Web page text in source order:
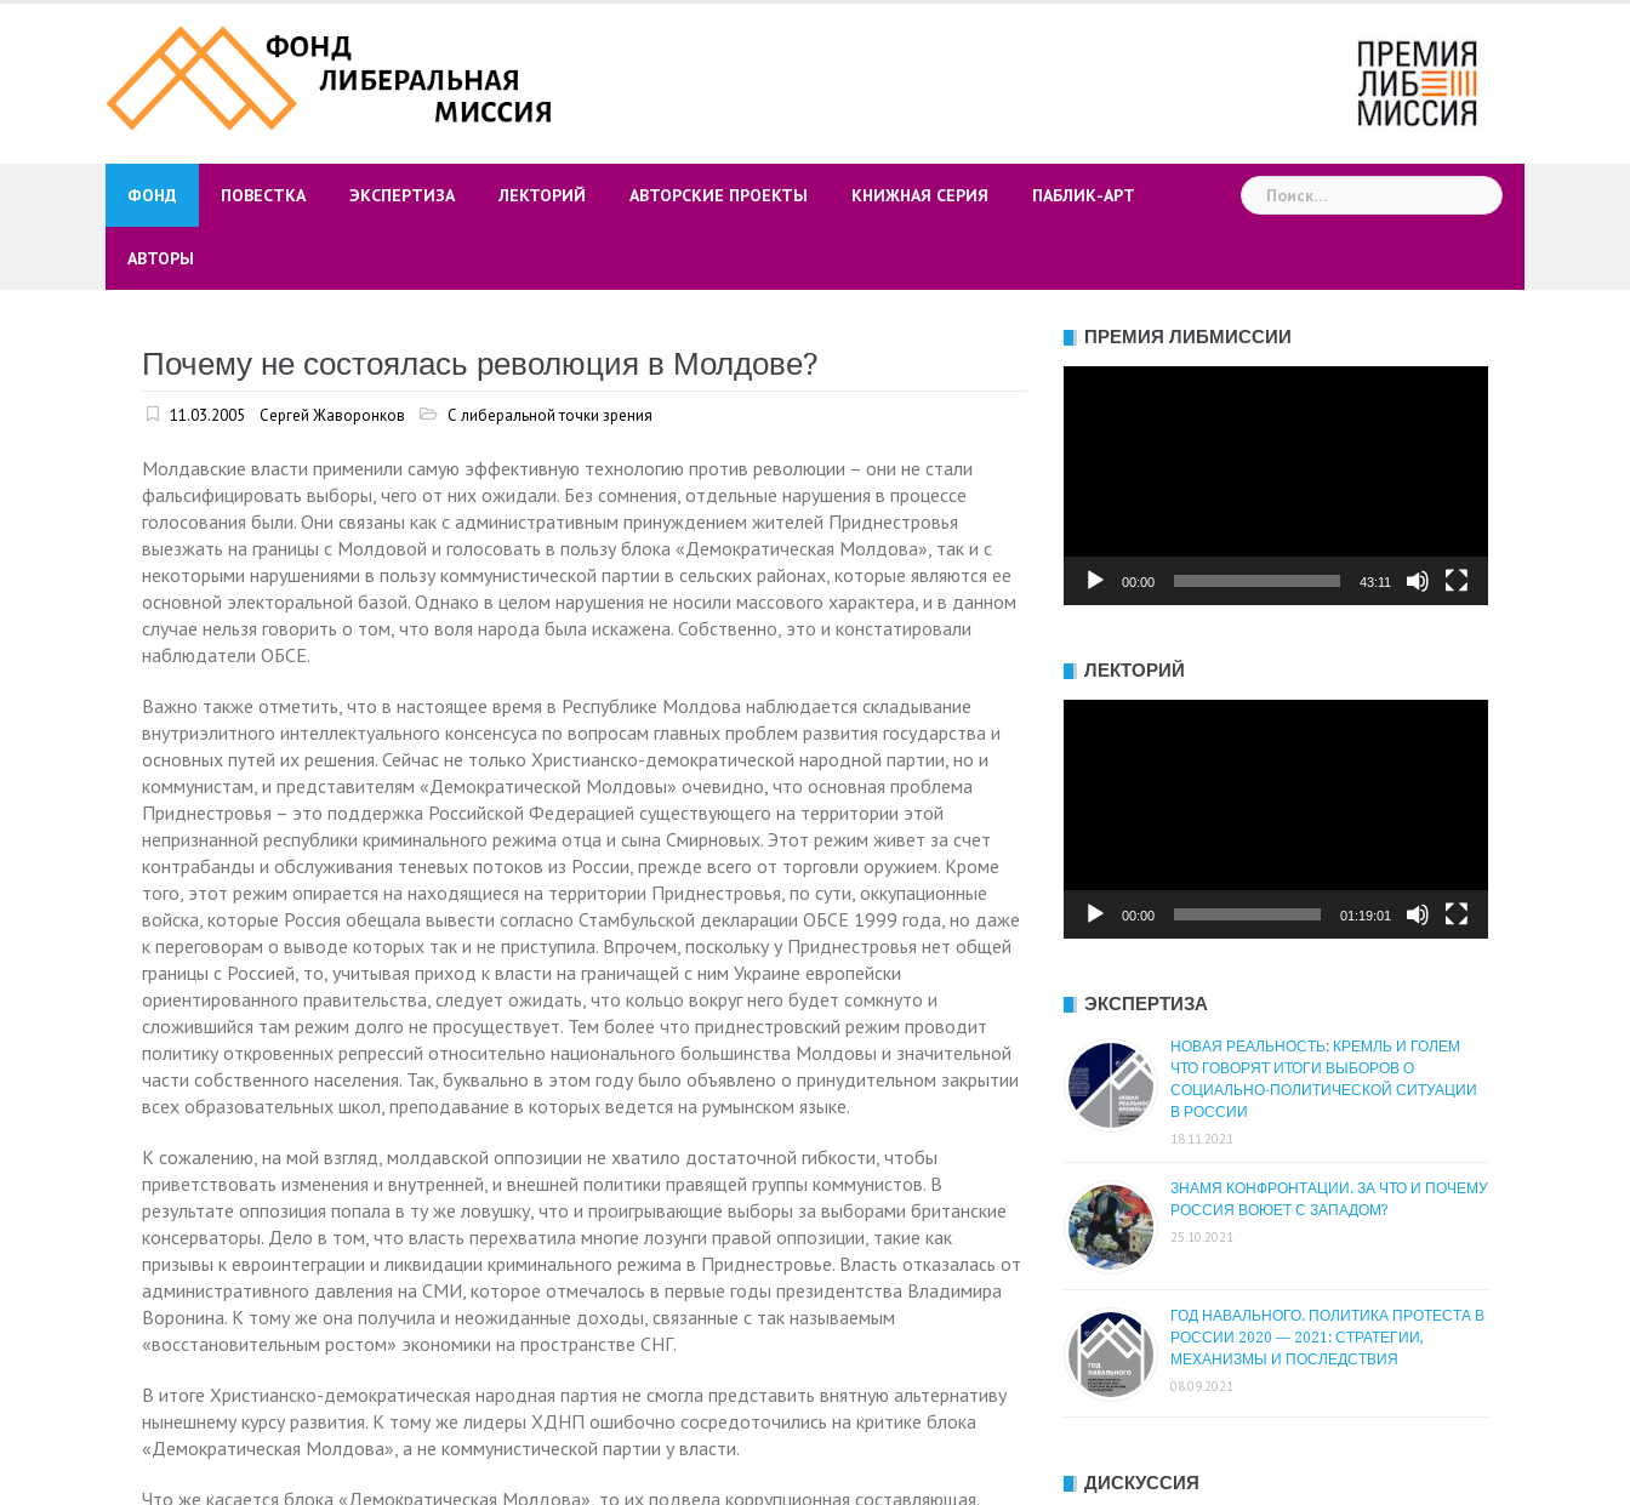
ФОНД ПОВЕСТКА ЭКСПЕРТИЗА ЛЕКТОРИЙ АВТОРСКИЕ ПРОЕКТЫ КНИЖНАЯ СЕРИЯ ПАБЛИК-АРТ
АВТОРЫ
Найти:
Почему не состоялась революция в Молдове?
11.03.2005 Сергей Жаворонков С либеральной точки зрения
Молдавские власти применили самую эффективную технологию против революции – они не стали
фальсифицировать выборы, чего от них ожидали. Без сомнения, отдельные нарушения в процессе
голосования были. Они связаны как с административным принуждением жителей Приднестровья
выезжать на границы с Молдовой и голосовать в пользу блока «Демократическая Молдова», так и с
некоторыми нарушениями в пользу коммунистической партии в сельских районах, которые являются ее
основной электоральной базой. Однако в целом нарушения не носили массового характера, и в данном
случае нельзя говорить о том, что воля народа была искажена. Собственно, это и констатировали
наблюдатели ОБСЕ.
Важно также отметить, что в настоящее время в Республике Молдова наблюдается складывание
внутриэлитного интеллектуального консенсуса по вопросам главных проблем развития государства и
основных путей их решения. Сейчас не только Христианско-демократической народной партии, но и
коммунистам, и представителям «Демократической Молдовы» очевидно, что основная проблема
Приднестровья – это поддержка Российской Федерацией существующего на территории этой
непризнанной республики криминального режима отца и сына Смирновых. Этот режим живет за счет
контрабанды и обслуживания теневых потоков из России, прежде всего от торговли оружием. Кроме
того, этот режим опирается на находящиеся на территории Приднестровья, по сути, оккупационные
войска, которые Россия обещала вывести согласно Стамбульской декларации ОБСЕ 1999 года, но даже
к переговорам о выводе которых так и не приступила. Впрочем, поскольку у Приднестровья нет общей
границы с Россией, то, учитывая приход к власти на граничащей с ним Украине европейски
ориентированного правительства, следует ожидать, что кольцо вокруг него будет сомкнуто и
сложившийся там режим долго не просуществует. Тем более что приднестровский режим проводит
политику откровенных репрессий относительно национального большинства Молдовы и значительной
части собственного населения. Так, буквально в этом году было объявлено о принудительном закрытии
всех образовательных школ, преподавание в которых ведется на румынском языке.
К сожалению, на мой взгляд, молдавской оппозиции не хватило достаточной гибкости, чтобы
приветствовать изменения и внутренней, и внешней политики правящей группы коммунистов. В
результате оппозиция попала в ту же ловушку, что и проигрывающие выборы за выборами британские
консерваторы. Дело в том, что власть перехватила многие лозунги правой оппозиции, такие как
призывы к евроинтеграции и ликвидации криминального режима в Приднестровье. Власть отказалась от
административного давления на СМИ, которое отмечалось в первые годы президентства Владимира
Воронина. К тому же она получила и неожиданные доходы, связанные с так называемым
«восстановительным ростом» экономики на пространстве СНГ.
В итоге Христианско-демократическая народная партия не смогла представить внятную альтернативу
нынешнему курсу развития. К тому же лидеры ХДНП ошибочно сосредоточились на критике блока
«Демократическая Молдова», а не коммунистической партии у власти.
Что же касается блока «Демократическая Молдова», то их подвела коррупционная составляющая.
ПРЕМИЯ ЛИБМИССИИ
00:00 43:11
ЛЕКТОРИЙ
00:00 01:19:01
ЭКСПЕРТИЗА
НОВАЯ РЕАЛЬНОСТЬ: КРЕМЛЬ И ГОЛЕМ
ЧТО ГОВОРЯТ ИТОГИ ВЫБОРОВ О
СОЦИАЛЬНО-ПОЛИТИЧЕСКОЙ СИТУАЦИИ
В РОССИИ
18.11.2021
ЗНАМЯ КОНФРОНТАЦИИ. ЗА ЧТО И ПОЧЕМУ
РОССИЯ ВОЮЕТ С ЗАПАДОМ?
25.10.2021
ГОД НАВАЛЬНОГО. ПОЛИТИКА ПРОТЕСТА В
РОССИИ 2020 — 2021: СТРАТЕГИИ,
МЕХАНИЗМЫ И ПОСЛЕДСТВИЯ
08.09.2021
ДИСКУССИЯ